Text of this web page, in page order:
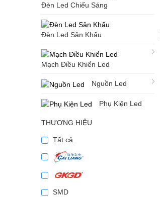
Đèn Led Chiếu Sáng
Đèn Led Sân Khấu
Mạch Điều Khiển Led
Nguồn Led
Phụ Kiện Led
THƯƠNG HIỆU
Tất cả
SMD